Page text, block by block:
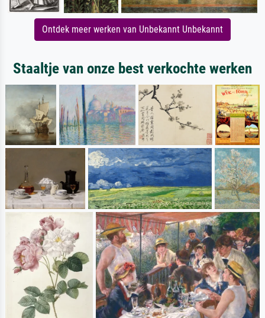
Ontdek meer werken van Unbekannt Unbekannt
Staaltje van onze best verkochte werken